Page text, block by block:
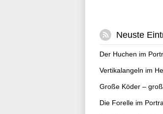
Neuste
Der Huchen im
Vertikalangeln im
Große Köder –
Die Forelle im